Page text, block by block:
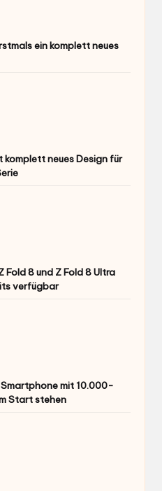
ein komplett neues
komplett neues Design für
Fold 8 und Z Fold 8 Ultra
verfügbar
mit 10.000-
Start stehen